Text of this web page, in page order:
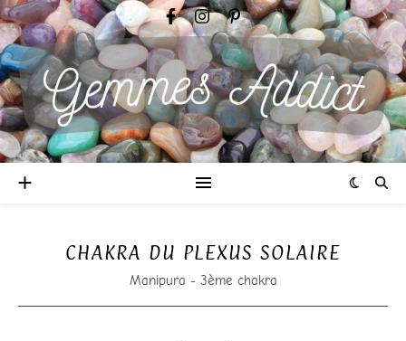
CHAKRA DU PLEXUS SOLAIRE
Manipura - 3ème chakra